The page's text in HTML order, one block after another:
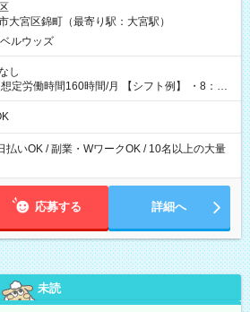
大宮区錦町（最寄り駅：大宮駅）
ルウッズ
し
間160時間/月 【シフト例】 ・8：00
払いOK / 副業・WワークOK / 10名以上の大量
応募する 詳細へ
未読